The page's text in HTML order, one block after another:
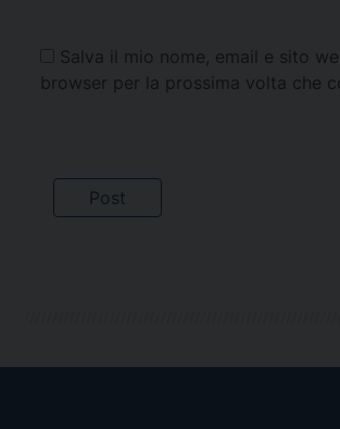
Salva il mio nome, email e sito
browser per la prossima volta che